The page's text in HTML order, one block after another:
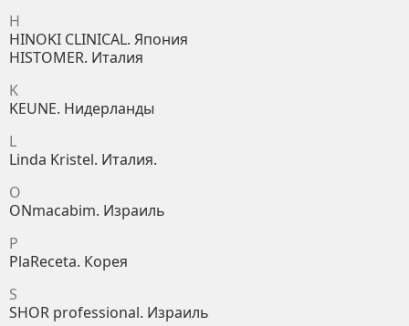
H
HINOKI CLINICAL. Япония
HISTOMER. Италия
K
KEUNE. Нидерланды
L
Linda Kristel. Италия.
O
ONmacabim. Израиль
P
PlaReceta. Корея
S
SHOR professional. Израиль